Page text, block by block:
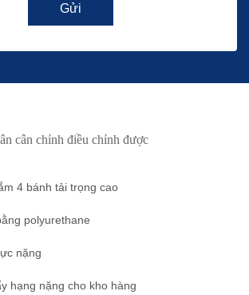
Gửi
cân chỉnh điều chỉnh được
4 bánh tải trọng cao
polyurethane
nặng
hạng nặng cho kho hàng